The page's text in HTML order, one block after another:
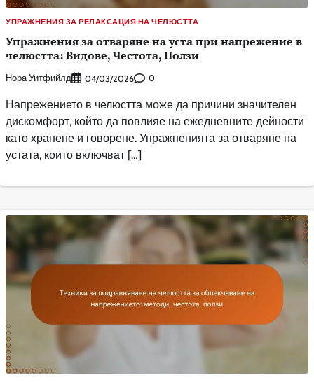
УПРАЖНЕНИЯ ЗА РЕЛАКСАЦИЯ НА ЧЕЛЮСТТА
Упражнения за отваряне на уста при напрежение в
челюстта: Видове, Честота, Ползи
Нора Уитфийлд 04/03/2026 0
Напрежението в челюстта може да причини значителен
дискомфорт, който да повлияе на ежедневните дейности
като хранене и говорене. Упражненията за отваряне на
устата, които включват […]